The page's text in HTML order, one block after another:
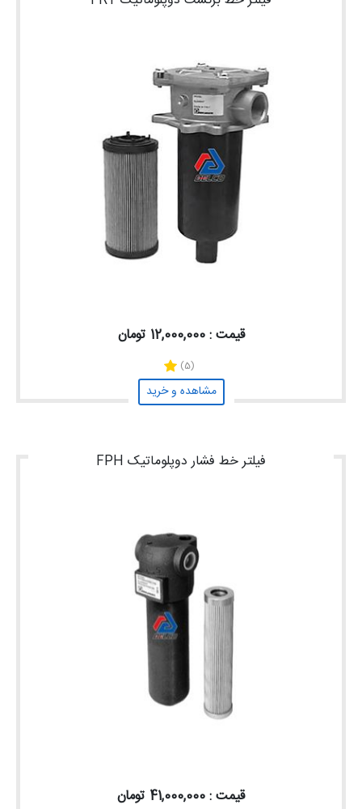
قیمت : 12,000,000 تومان
(5)
مشاهده و خرید
فیلتر خط فشار دوپلوماتیک FPH
قیمت : 41,000,000 تومان